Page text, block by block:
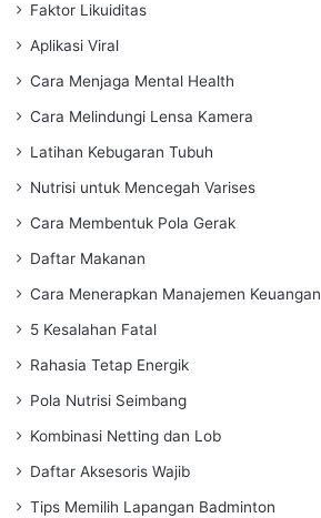
Faktor Likuiditas
Aplikasi Viral
Cara Menjaga Mental Health
Cara Melindungi Lensa Kamera
Latihan Kebugaran Tubuh
Nutrisi untuk Mencegah Varises
Cara Membentuk Pola Gerak
Daftar Makanan
Cara Menerapkan Manajemen Keuangan
5 Kesalahan Fatal
Rahasia Tetap Energik
Pola Nutrisi Seimbang
Kombinasi Netting dan Lob
Daftar Aksesoris Wajib
Tips Memilih Lapangan Badminton